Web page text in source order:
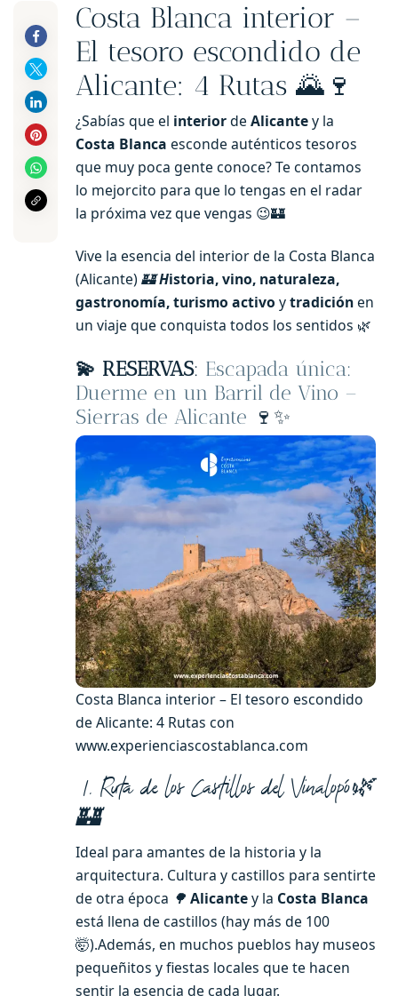
Costa Blanca interior –
El tesoro escondido de
Alicante: 4 Rutas 🌄🍷
¿Sabías que el interiorde Alicantey la
Costa Blanca esconde auténticos tesoros
que muy poca gente conoce? Te contamos
lo mejorcito para que lo tengas en el radar
la próxima vez que vengas 😉🏰
Vive la esencia del interior de la Costa Blanca
(Alicante) 🏰Historia, vino, naturaleza,
gastronomía, turismo activo ytradiciónen
un viaje que conquista todos los sentidos 🌿
💫 RESERVAS: Escapada única:
Duerme en un Barril de Vino –
Sierras de Alicante 🍷✨
Costa Blanca interior – El tesoro escondido
de Alicante: 4 Rutas con
www.experienciascostablanca.com
1. Ruta de los Castillos del Vinalopó🌿
🏰
Ideal para amantes de la historia y la
arquitectura. Cultura y castillos para sentirte
de otra época 🌳Alicantey la Costa Blanca
está llena de castillos (hay más de 100
🤯).Además, en muchos pueblos hay museos
pequeñitos y fiestas locales que te hacen
sentir la esencia de cada lugar.